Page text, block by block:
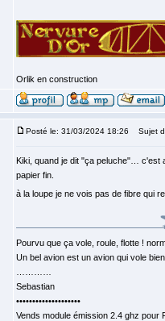
Orlik en construction
Posté le: 31/03/2024 18:26 Sujet
Kiki, quand je dit "ça peluche"… c'est
papier fin.
à la loupe je ne vois pas de fibre qui
Pourvu que ça vole, roule, flotte !
Un bel avion est un avion qui vole
Sebastian
••••••••••••••••••••
Vends module émission 2.4 ghz